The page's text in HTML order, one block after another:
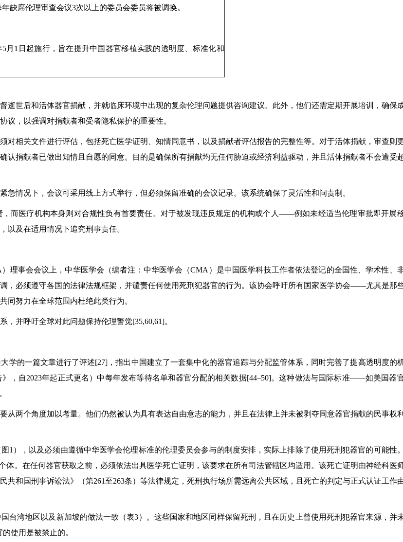
缺席伦理审查会议3次以上的委员会委员将被调换。
5月1日起施行，旨在提升中国器官移植实践的透明度、标准化和
逝世后和活体器官捐献，并就临床环境中出现的复杂伦理问题提供咨询建议。此外，他们还需定期开展培训，确保
议，以强调对捐献者和受者隐私保护的重要性。
对相关文件进行评估，包括死亡医学证明、知情同意书，以及捐献者评估报告的完整性等。对于活体捐献，审查则
认捐献者已做出知情且自愿的同意。目的是确保所有捐献均无任何胁迫或经济利益驱动，并且活体捐献者不会遭受
情况下，会议可采用线上方式举行，但必须保留准确的会议记录。该系统确保了灵活性和问责制。
而医疗机构本身则对合规性负有首要责任。对于被发现违反规定的机构或个人——例如未经适当伦理审批即开展
及在适用情况下追究刑事责任。
理事会会议上，中华医学会（编者注：中华医学会（CMA）是中国医学科技工作者依法登记的全国性、学术性、
，必须遵守各国的法律法规框架，并谴责任何使用死刑犯器官的行为。该协会呼吁所有国家医学协会——尤其是那
努力在全球范围内杜绝此类行为。
并呼吁全球对此问题保持伦理警觉[35,60,61]。
学的一篇文章进行了评述[27]，指出中国建立了一套集中化的器官追踪与分配监管体系，同时完善了提高透明度的
，自2023年起正式更名）中每年发布等待名单和器官分配的相关数据[44–50]。这种做法与国际标准——如美国器
从两个角度加以考量。他们仍然被认为具有表达自由意志的能力，并且在法律上并未被剥夺同意器官捐献的民事
1），以及必须由遵循中华医学会伦理标准的伦理委员会参与的制度安排，实际上排除了使用死刑犯器官的可能性
。在任何器官获取之前，必须依法出具医学死亡证明，该要求在所有司法管辖区均适用。该死亡证明由神经科医
和国刑事诉讼法》（第261至263条）等法律规定，死刑执行场所需远离公共区域，且死亡的判定与正式认证工作
台湾地区以及新加坡的做法一致（表3）。这些国家和地区同样保留死刑，且在历史上曾使用死刑犯器官来源，并
使用是被禁止的。